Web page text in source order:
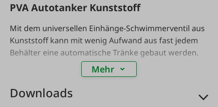
PVA Autotanker Kunststoff
Mit dem universellen Einhänge-Schwimmerventil aus
Kunststoff kann mit wenig Aufwand aus fast jedem
Behälter eine automatische Tränke gebaut werden.
Das Schwimmerventil ist mit einem
Kunststoffgehäuse verdeckt und somit geschützt.
Der Befestigungsbügel ist aus Edelstahl. Durch die
Mehr
Downloads